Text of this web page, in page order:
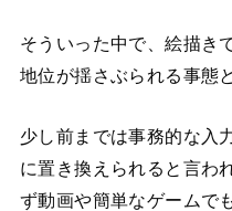
そういった中で、絵描き
地位が揺さぶられる事態
少し前までは事務的な入
に置き換えられると言わ
ず動画や簡単なゲームで